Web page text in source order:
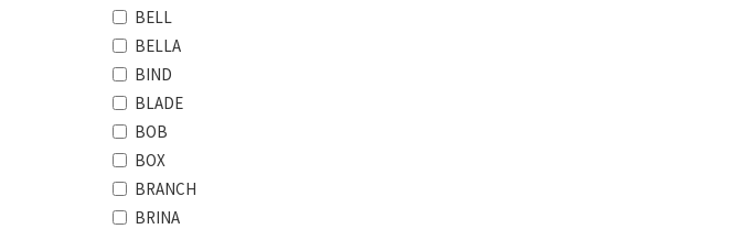
BELL
BELLA
BIND
BLADE
BOB
BOX
BRANCH
BRINA